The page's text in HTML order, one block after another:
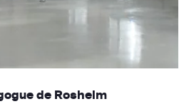
de Rosheim